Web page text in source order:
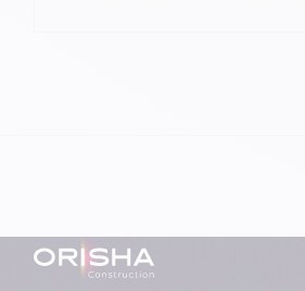
Pied-de-page